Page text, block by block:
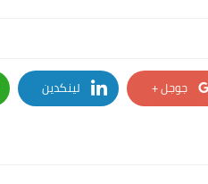
جوجل + لينكدين